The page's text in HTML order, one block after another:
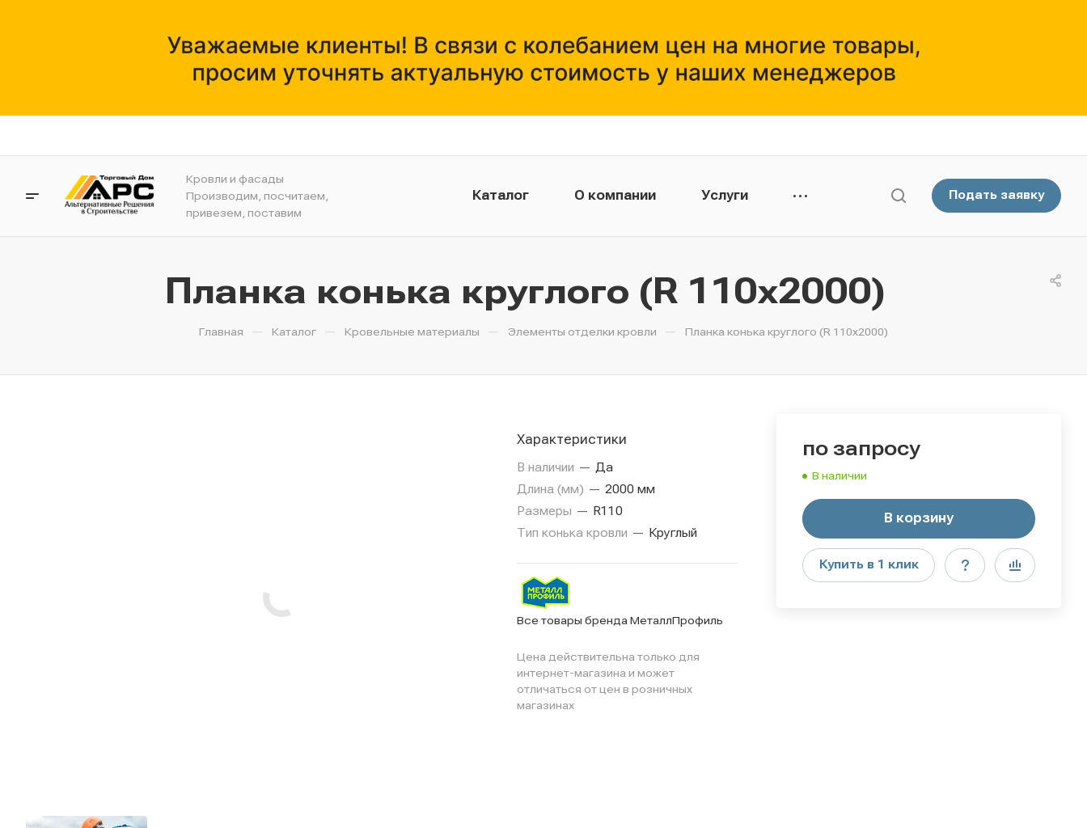
Кровли и фасады
Производим, посчитаем,
привезем, поставим
Каталог О компании Услуги Подать заявку
Планка конька круглого (R 110х2000)
Главная — Каталог — Кровельные материалы — Элементы отделки кровли — Планка конька круглого (R 110х2000)
по запросу
В наличии
В корзину
Купить в 1 клик
Характеристики
В наличии — Да
Длина (мм) — 2000 мм
Размеры — R110
Тип конька кровли — Круглый
Все товары бренда МеталлПрофиль
Цена действительна только для
интернет-магазина и может
отличаться от цен в розничных
магазинах